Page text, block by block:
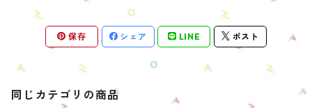
保存 シェア LINE ポスト
同じカテゴリの商品